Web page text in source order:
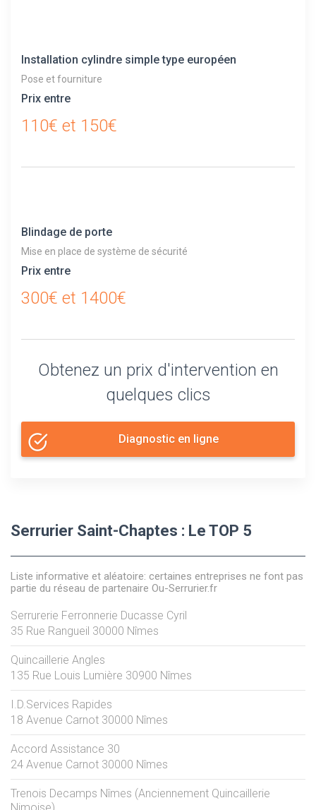
Installation cylindre simple type européen
Pose et fourniture
Prix entre
110€ et 150€
Blindage de porte
Mise en place de système de sécurité
Prix entre
300€ et 1400€
Obtenez un prix d'intervention en
quelques clics
Diagnostic en ligne
Serrurier Saint-Chaptes : Le TOP 5
Liste informative et aléatoire: certaines entreprises ne font pas
partie du réseau de partenaire Ou-Serrurier.fr
Serrurerie Ferronnerie Ducasse Cyril
35 Rue Rangueil 30000 Nîmes
Quincaillerie Angles
135 Rue Louis Lumière 30900 Nîmes
I.D.Services Rapides
18 Avenue Carnot 30000 Nîmes
Accord Assistance 30
24 Avenue Carnot 30000 Nîmes
Trenois Decamps Nîmes (Anciennement Quincaillerie
Nimoise)